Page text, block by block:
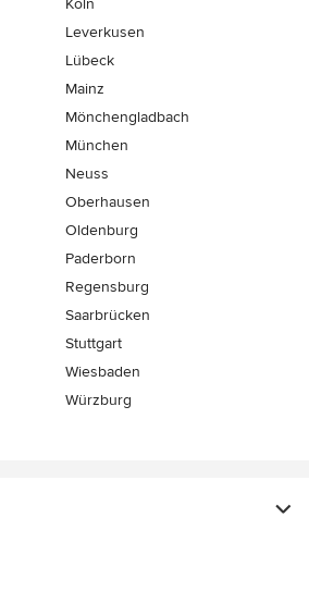
Köln
Leverkusen
Lübeck
Mainz
Mönchen­gladbach
München
Neuss
Oberhausen
Oldenburg
Paderborn
Regensburg
Saarbrücken
Stuttgart
Wiesbaden
Würzburg